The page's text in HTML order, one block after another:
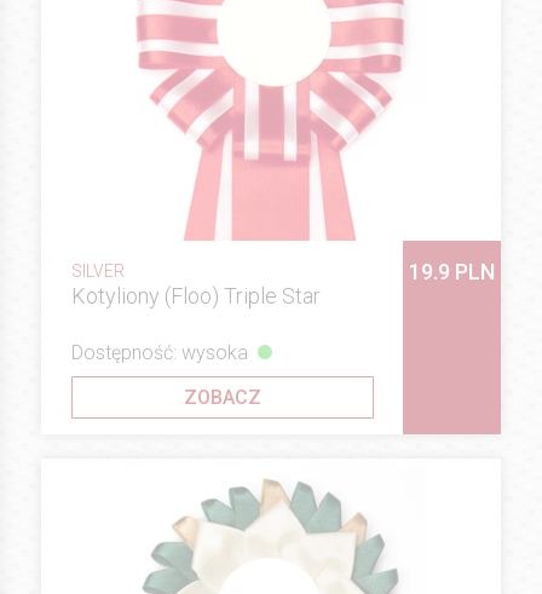
SILVER
Kotyliony (Floo) Triple Star
19.9 PLN
Dostępność: wysoka
ZOBACZ